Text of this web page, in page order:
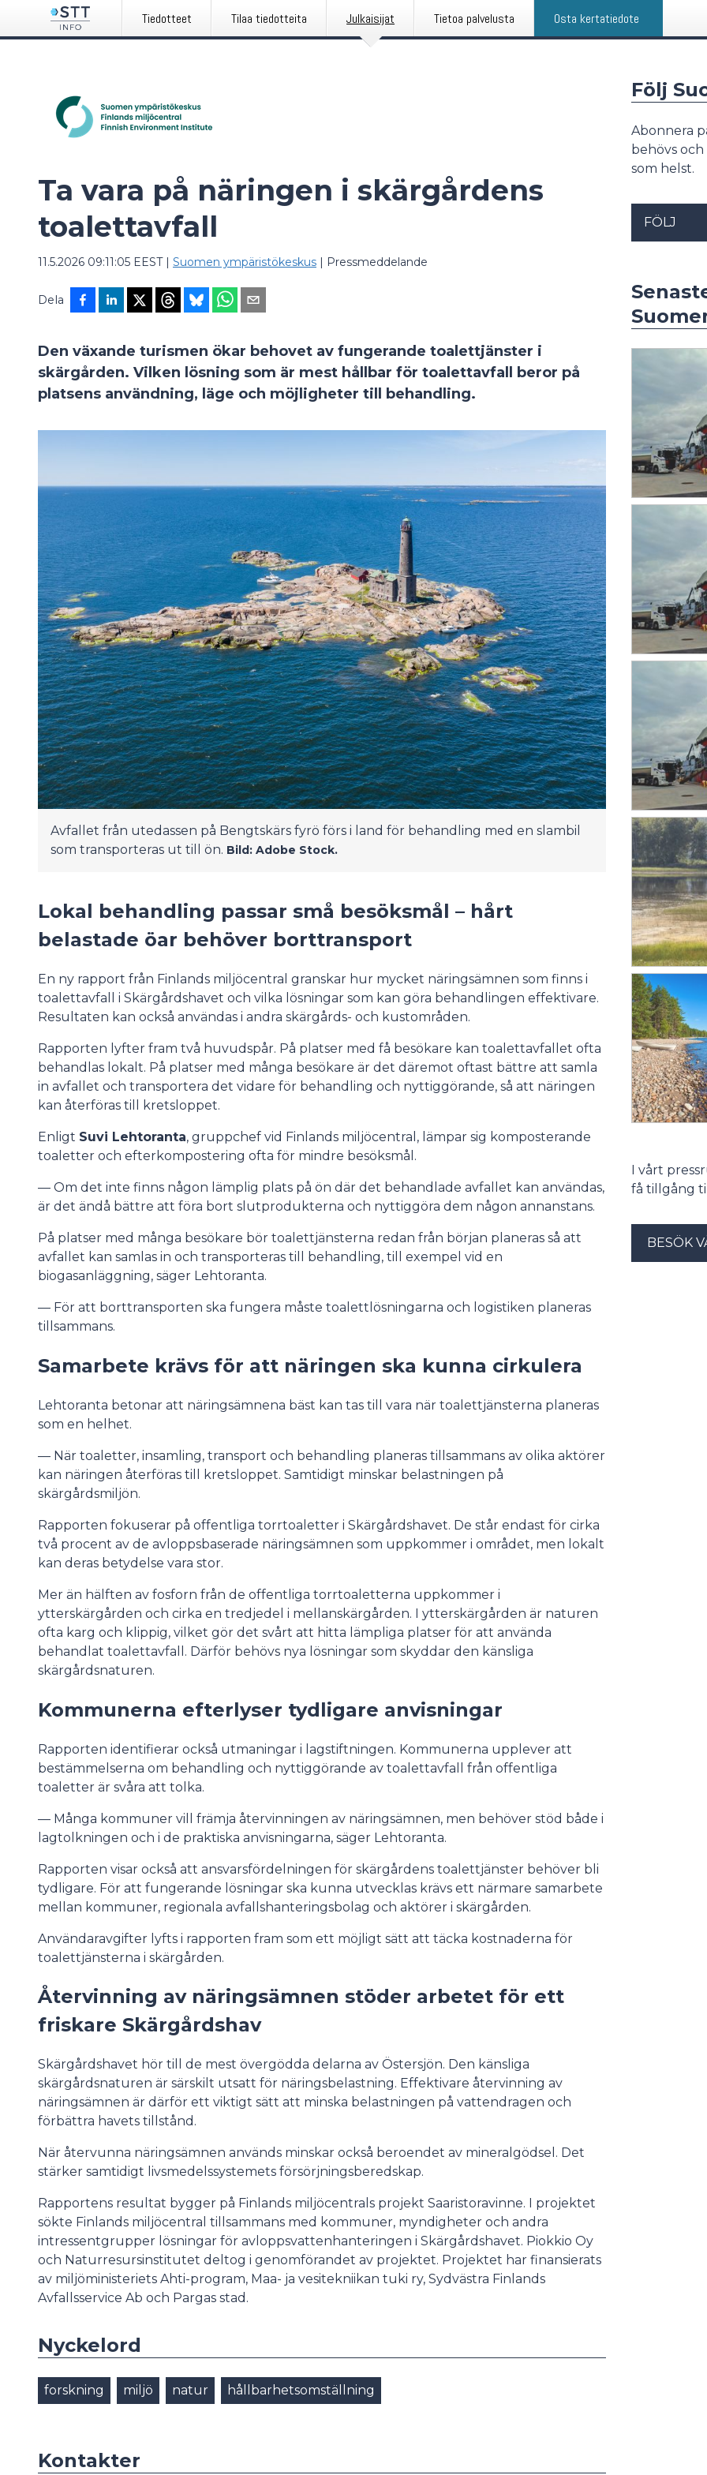
Tiedotteet Tilaa tiedotteita Julkaisijat Tietoa palvelusta Osta kertatiedote
Ta vara på näringen i skärgårdens
toalettavfall
11.5.2026 09:11:05 EEST| Suomen ympäristökeskus | Pressmeddelande
Dela
Den växande turismen ökar behovet av fungerande toalettjänster i
skärgården. Vilken lösning som är mest hållbar för toalettavfall beror på
platsens användning, läge och möjligheter till behandling.
Avfallet från utedassen på Bengtskärs fyrö förs i land för behandling med en slambil
som transporteras ut till ön. Bild: Adobe Stock.
Lokal behandling passar små besöksmål – hårt
belastade öar behöver borttransport
En ny rapport från Finlands miljöcentral granskar hur mycket näringsämnen som finns i
toalettavfall i Skärgårdshavet och vilka lösningar som kan göra behandlingen effektivare.
Resultaten kan också användas i andra skärgårds- och kustområden.
Rapporten lyfter fram två huvudspår. På platser med få besökare kan toalettavfallet ofta
behandlas lokalt. På platser med många besökare är det däremot oftast bättre att samla
in avfallet och transportera det vidare för behandling och nyttiggörande, så att näringen
kan återföras till kretsloppet.
Enligt Suvi Lehtoranta, gruppchef vid Finlands miljöcentral, lämpar sig komposterande
toaletter och efterkompostering ofta för mindre besöksmål.
— Om det inte finns någon lämplig plats på ön där det behandlade avfallet kan användas,
är det ändå bättre att föra bort slutprodukterna och nyttiggöra dem någon annanstans.
På platser med många besökare bör toalettjänsterna redan från början planeras så att
avfallet kan samlas in och transporteras till behandling, till exempel vid en
biogasanläggning, säger Lehtoranta.
— För att borttransporten ska fungera måste toalettlösningarna och logistiken planeras
tillsammans.
Samarbete krävs för att näringen ska kunna cirkulera
Lehtoranta betonar att näringsämnena bäst kan tas till vara när toalettjänsterna planeras
som en helhet.
— När toaletter, insamling, transport och behandling planeras tillsammans av olika aktörer
kan näringen återföras till kretsloppet. Samtidigt minskar belastningen på
skärgårdsmiljön.
Rapporten fokuserar på offentliga torrtoaletter i Skärgårdshavet. De står endast för cirka
två procent av de avloppsbaserade näringsämnen som uppkommer i området, men lokalt
kan deras betydelse vara stor.
Mer än hälften av fosforn från de offentliga torrtoaletterna uppkommer i
ytterskärgården och cirka en tredjedel i mellanskärgården. I ytterskärgården är naturen
ofta karg och klippig, vilket gör det svårt att hitta lämpliga platser för att använda
behandlat toalettavfall. Därför behövs nya lösningar som skyddar den känsliga
skärgårdsnaturen.
Kommunerna efterlyser tydligare anvisningar
Rapporten identifierar också utmaningar i lagstiftningen. Kommunerna upplever att
bestämmelserna om behandling och nyttiggörande av toalettavfall från offentliga
toaletter är svåra att tolka.
— Många kommuner vill främja återvinningen av näringsämnen, men behöver stöd både i
lagtolkningen och i de praktiska anvisningarna, säger Lehtoranta.
Rapporten visar också att ansvarsfördelningen för skärgårdens toalettjänster behöver bli
tydligare. För att fungerande lösningar ska kunna utvecklas krävs ett närmare samarbete
mellan kommuner, regionala avfallshanteringsbolag och aktörer i skärgården.
Användaravgifter lyfts i rapporten fram som ett möjligt sätt att täcka kostnaderna för
toalettjänsterna i skärgården.
Återvinning av näringsämnen stöder arbetet för ett
friskare Skärgårdshav
Skärgårdshavet hör till de mest övergödda delarna av Östersjön. Den känsliga
skärgårdsnaturen är särskilt utsatt för näringsbelastning. Effektivare återvinning av
näringsämnen är därför ett viktigt sätt att minska belastningen på vattendragen och
förbättra havets tillstånd.
När återvunna näringsämnen används minskar också beroendet av mineralgödsel. Det
stärker samtidigt livsmedelssystemets försörjningsberedskap.
Rapportens resultat bygger på Finlands miljöcentrals projekt Saaristoravinne. I projektet
sökte Finlands miljöcentral tillsammans med kommuner, myndigheter och andra
intressentgrupper lösningar för avloppsvattenhanteringen i Skärgårdshavet. Piokkio Oy
och Naturresursinstitutet deltog i genomförandet av projektet. Projektet har finansierats
av miljöministeriets Ahti-program, Maa- ja vesitekniikan tuki ry, Sydvästra Finlands
Avfallsservice Ab och Pargas stad.
Nyckelord
forskning miljö natur hållbarhetsomställning
Kontakter
Följ
Abonnera
behövs
som helst.
FÖLJ
I vårt
få tillgång
BESÖK